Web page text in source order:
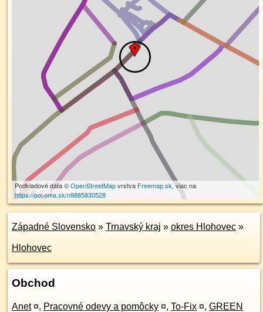
100 m
Podkladové dáta ©OpenStreetMapvrstva Freemap.sk, viac na
https://poi.oma.sk/n9885830528
Západné Slovensko » Trnavský kraj » okres Hlohovec »
Hlohovec
Obchod
Anet ¤, Pracovné odevy a pomôcky ¤, To-Fix ¤, GREEN